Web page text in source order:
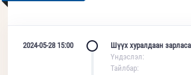
2024-05-28 15:00
Шүүх хуралдаан
Үндэслэл:
Тайлбар: